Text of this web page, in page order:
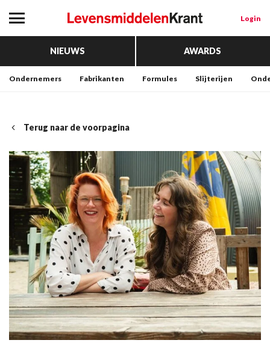
Login
NIEUWS AWARDS
Ondernemers Fabrikanten Formules Slijterijen
Terug naar de voorpagina